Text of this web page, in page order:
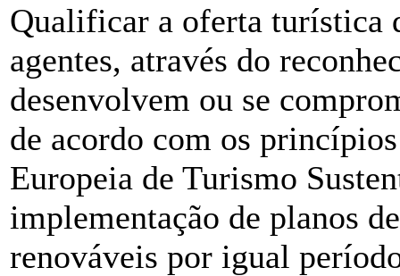
Qualificar a oferta turística
agentes, através do
desenvolvem ou se
de acordo com os
Europeia de Turismo
implementação de planos
renováveis por igual